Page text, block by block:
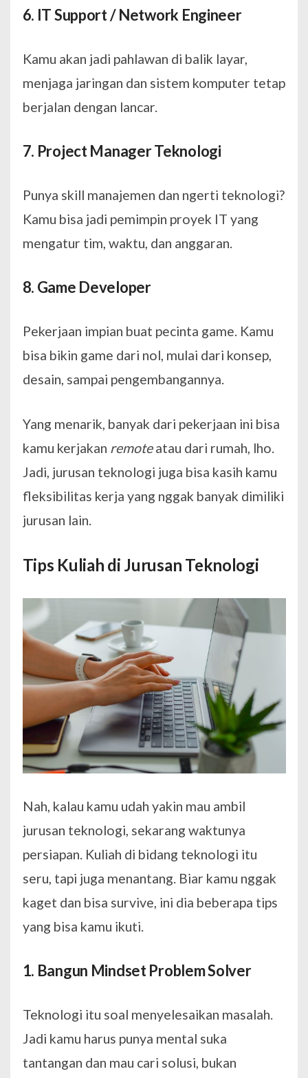
6. IT Support / Network Engineer
Kamu akan jadi pahlawan di balik layar,
menjaga jaringan dan sistem komputer tetap
berjalan dengan lancar.
7. Project Manager Teknologi
Punya skill manajemen dan ngerti teknologi?
Kamu bisa jadi pemimpin proyek IT yang
mengatur tim, waktu, dan anggaran.
8. Game Developer
Pekerjaan impian buat pecinta game. Kamu
bisa bikin game dari nol, mulai dari konsep,
desain, sampai pengembangannya.
Yang menarik, banyak dari pekerjaan ini bisa
kamu kerjakan remoteatau dari rumah, lho.
Jadi, jurusan teknologi juga bisa kasih kamu
fleksibilitas kerja yang nggak banyak dimiliki
jurusan lain.
Tips Kuliah di Jurusan Teknologi
Nah, kalau kamu udah yakin mau ambil
jurusan teknologi, sekarang waktunya
persiapan. Kuliah di bidang teknologi itu
seru, tapi juga menantang. Biar kamu nggak
kaget dan bisa survive, ini dia beberapa tips
yang bisa kamu ikuti.
1. Bangun Mindset Problem Solver
Teknologi itu soal menyelesaikan masalah.
Jadi kamu harus punya mental suka
tantangan dan mau cari solusi, bukan